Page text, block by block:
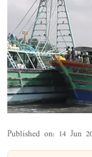
Published on: 14 Jun